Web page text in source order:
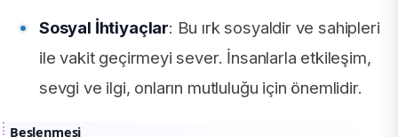
Sosyal İhtiyaçlar: Bu ırk sosyaldir ve sahipleri
ile vakit geçirmeyi sever. İnsanlarla etkileşim,
sevgi ve ilgi, onların mutluluğu için önemlidir.
Beslenmesi